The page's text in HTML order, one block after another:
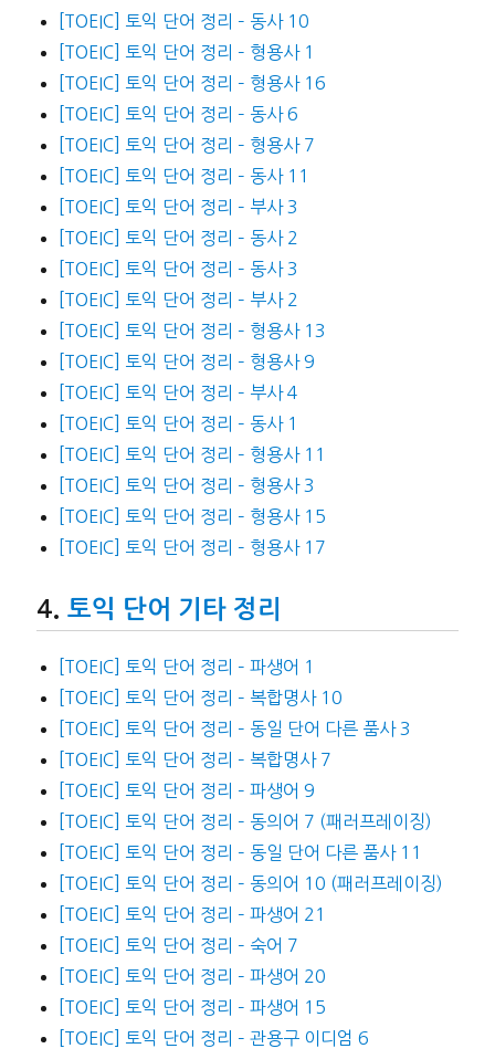
[TOEIC] 토익 단어 정리 – 동사 10
[TOEIC] 토익 단어 정리 – 형용사 1
[TOEIC] 토익 단어 정리 – 형용사 16
[TOEIC] 토익 단어 정리 – 동사 6
[TOEIC] 토익 단어 정리 – 형용사 7
[TOEIC] 토익 단어 정리 – 동사 11
[TOEIC] 토익 단어 정리 – 부사 3
[TOEIC] 토익 단어 정리 – 동사 2
[TOEIC] 토익 단어 정리 – 동사 3
[TOEIC] 토익 단어 정리 – 부사 2
[TOEIC] 토익 단어 정리 – 형용사 13
[TOEIC] 토익 단어 정리 – 형용사 9
[TOEIC] 토익 단어 정리 – 부사 4
[TOEIC] 토익 단어 정리 – 동사 1
[TOEIC] 토익 단어 정리 – 형용사 11
[TOEIC] 토익 단어 정리 – 형용사 3
[TOEIC] 토익 단어 정리 – 형용사 15
[TOEIC] 토익 단어 정리 – 형용사 17
토익 단어 기타 정리
[TOEIC] 토익 단어 정리 – 파생어 1
[TOEIC] 토익 단어 정리 – 복합명사 10
[TOEIC] 토익 단어 정리 – 동일 단어 다른 품사 3
[TOEIC] 토익 단어 정리 – 복합명사 7
[TOEIC] 토익 단어 정리 – 파생어 9
[TOEIC] 토익 단어 정리 – 동의어 7 (패러프레이징)
[TOEIC] 토익 단어 정리 – 동일 단어 다른 품사 11
[TOEIC] 토익 단어 정리 – 동의어 10 (패러프레이징)
[TOEIC] 토익 단어 정리 – 파생어 21
[TOEIC] 토익 단어 정리 – 숙어 7
[TOEIC] 토익 단어 정리 – 파생어 20
[TOEIC] 토익 단어 정리 – 파생어 15
[TOEIC] 토익 단어 정리 – 관용구 이디엄 6